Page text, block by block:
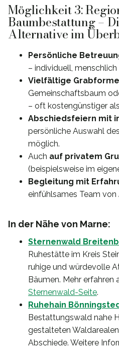
Möglichkeit 3:
Baumbestattung –
Alternative im
Persönliche
– individuell, menschlich
Vielfältige
Gemeinschaftsbaum
– oft kostengünstiger
Abschiedsfeiern mit
persönliche Auswahl
möglich.
Auch auf privatem
(beispielsweise im
Begleitung mit
einfühlsames Team
In der Nähe von Marne:
Sternenwald
Ruhestätte im Kreis
ruhige und würdevolle
Bäumen. Mehr erfahren
Sternenwald-Seite.
Ruhehain
Bestattungswald nahe
gestalteten
Abschiede. Weitere